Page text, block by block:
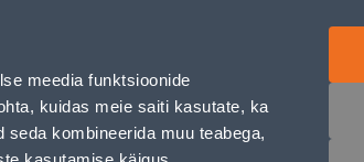
meedia funktsioonide
kuidas meie saiti kasutate, ka
kombineerida muu teabega,
Logi sisse